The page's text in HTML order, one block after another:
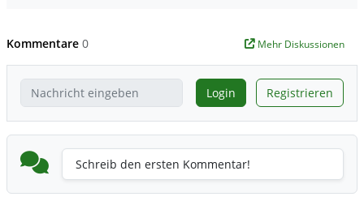
Kommentare 0 Mehr Diskussionen
Login Registrieren
Schreib den ersten Kommentar!